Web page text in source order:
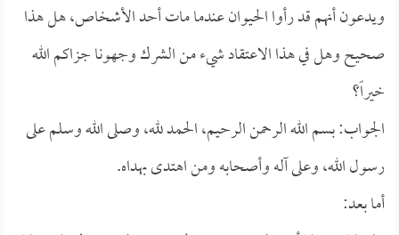
ويدعون أنهم قد رأوا الحيوان عندما مات أحد الأشخاص، هل هذا
صحيح وهل في هذا الاعتقاد شيء من الشرك وجهونا جزاكم الله
خيراً؟
الجواب: بسم الله الرحمن الرحيم، الحمد لله، وصلى الله وسلم على
رسول الله، وعلى آله وأصحابه ومن اهتدى بهداه.
أما بعد: